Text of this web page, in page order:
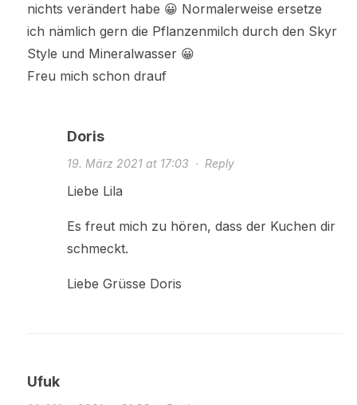
nichts verändert habe 😀 Normalerweise ersetze
ich nämlich gern die Pflanzenmilch durch den Skyr
Style und Mineralwasser 😀
Freu mich schon drauf
Doris
19. März 2021 at 17:03 · Reply
Liebe Lila
Es freut mich zu hören, dass der Kuchen dir
schmeckt.
Liebe Grüsse Doris
Ufuk